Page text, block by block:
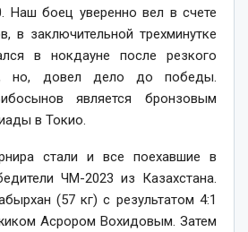
Наш боец уверенно вел в счете
в заключительной трехминутке
в нокдауне после резкого
но, довел дело до победы.
является бронзовым
в Токио.
стали и все поехавшие в
ЧМ-2023 из Казахстана.
(57 кг) с результатом 4:1
Асрором Вохидовым. Затем